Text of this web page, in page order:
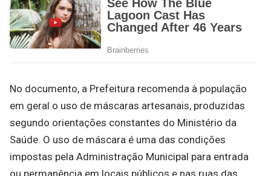
No documento, a Prefeitura recomenda à população
em geral o uso de máscaras artesanais, produzidas
segundo orientações constantes do Ministério da
Saúde. O uso de máscara é uma das condições
impostas pela Administração Municipal para entrada
ou permanência em locais públicos e nas ruas das